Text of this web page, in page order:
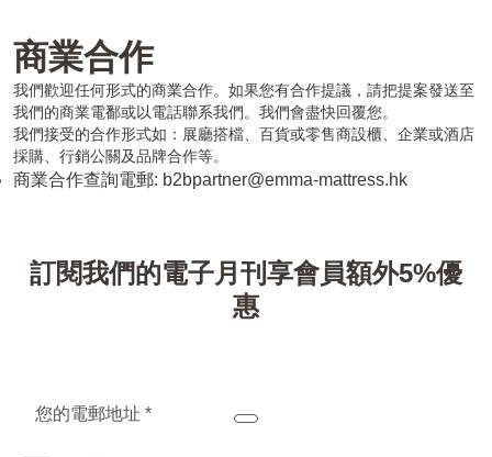
商業合作
我們歡迎任何形式的商業合作。如果您有合作提議，請把提案發送至
我們的商業電鄱或以電話聯系我們。我們會盡快回覆您。
我們接受的合作形式如：展廳搭檔、百貨或零售商設櫃、企業或酒店
採購、行銷公關及品牌合作等。
商業合作查詢電郵: b2bpartner@emma-mattress.hk
訂閱我們的電子月刊享會員額外5%優
惠
您的電郵地址 *